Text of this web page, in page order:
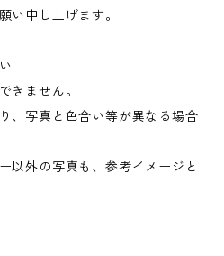
い申し上げます。
きません。
、写真と色合い等が異なる場合
以外の写真も、参考イメージと